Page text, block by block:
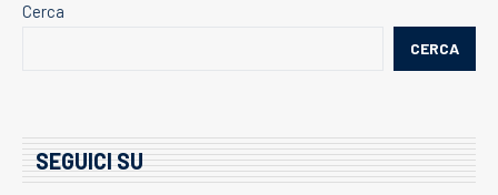
Cerca
CERCA
SEGUICI SU